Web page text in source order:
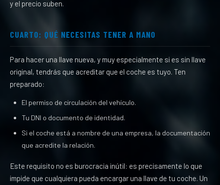
y el precio suben.
CUARTO: QUÉ NECESITAS TENER A MANO
Para hacer una llave nueva, y muy especialmente si es sin llave
original, tendrás que acreditar que el coche es tuyo. Ten
preparado:
El permiso de circulación del vehículo.
Tu DNI o documento de identidad.
Si el coche está a nombre de una empresa, la documentación
que acredite la relación.
Este requisito no es burocracia inútil: es precisamente lo que
impide que cualquiera pueda encargar una llave de tu coche. Un